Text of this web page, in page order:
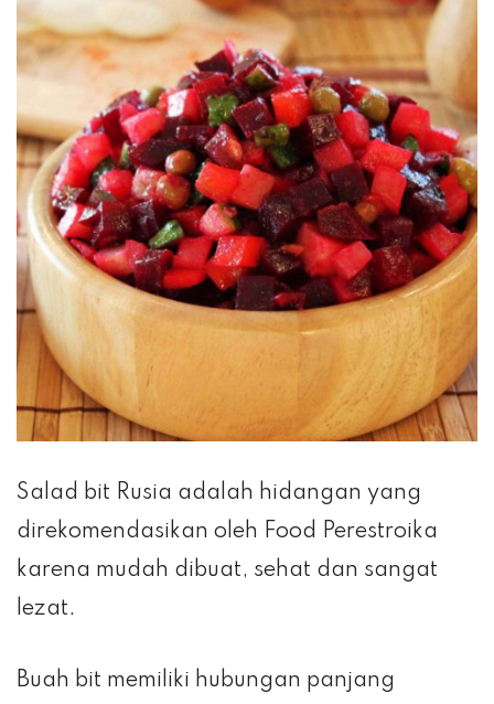
Salad bit Rusia adalah hidangan yang
direkomendasikan oleh Food Perestroika
karena mudah dibuat, sehat dan sangat
lezat.
Buah bit memiliki hubungan panjang